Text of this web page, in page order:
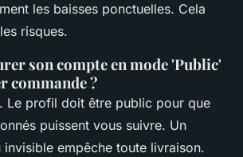
les baisses ponctuelles. Cela
risques.
son compte en mode 'Public'
commande ?
Le profil doit être public pour que
puissent vous suivre. Un
empêche toute livraison.